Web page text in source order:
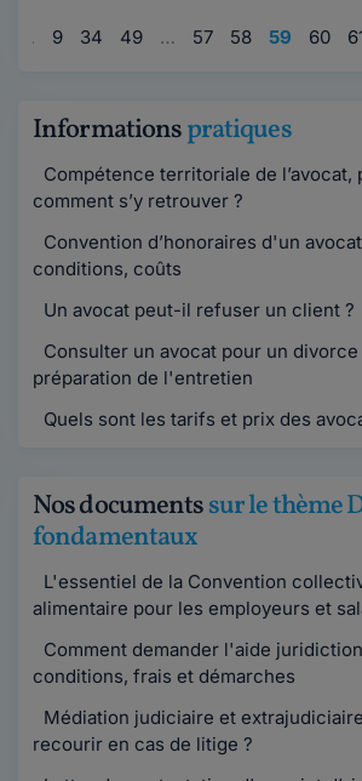
… 9 34 49 … 57 58 59 60
Informationspratiques
Compétence territoriale de l’avocat,
comment s’y retrouver ?
Convention d’honoraires d'un
conditions, coûts
Un avocat peut-il refuser un client ?
Consulter un avocat pour un
préparation de l'entretien
Quels sont les tarifs et prix des
Nos documentssur le thème
fondamentaux
L'essentiel de la Convention
alimentaire pour les employeurs et
Comment demander l'aide
conditions, frais et démarches
Médiation judiciaire et
recourir en cas de litige ?